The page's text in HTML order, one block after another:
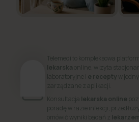
Telemedi to kompleksowa
lekarskaonline, wizyta
laboratoryjne i e recepty w
zarządzane z aplikacji.
Konsultacja lekarska online
poradę w razie infekcji,
omówić wyniki badań z